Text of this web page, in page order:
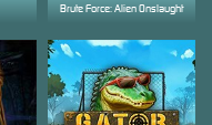
Brute Force: Alien Onslaught